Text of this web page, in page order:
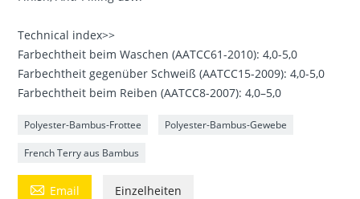
Technical index>>
Farbechtheit beim Waschen (AATCC61-2010): 4,0-5,0
Farbechtheit gegenüber Schweiß (AATCC15-2009): 4,0-5,0
Farbechtheit beim Reiben (AATCC8-2007): 4,0–5,0
Polyester-Bambus-Frottee Polyester-Bambus-Gewebe
French Terry aus Bambus
 Email Einzelheiten